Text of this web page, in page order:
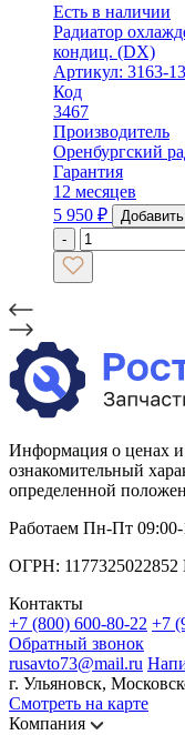
Есть в наличии
Радиатор
кондиц. (DX)
Артикул: 3163-
Код
3467
Производитель
Оренбургский
Гарантия
12 месяцев
5 950 ₽
-
Информация о ценах и
ознакомительный
определенной
Работаем Пн-Пт 09:00-
ОГРН:
Контакты
+7 (800) 600-80-22 +7
Обратный звонок
rusavto73@mail.ru
г. Ульяновск,
Смотреть на карте
Компания